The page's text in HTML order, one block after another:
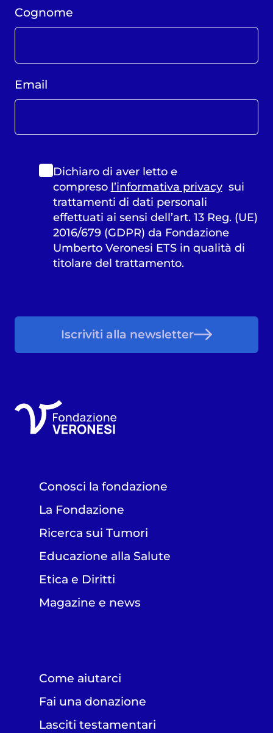
Cognome
Email
Dichiaro di aver letto e
compreso l’informativa privacysui
trattamenti di dati personali
effettuati ai sensi dell’art. 13 Reg. (UE)
2016/679 (GDPR) da Fondazione
Umberto Veronesi ETS in qualità di
titolare del trattamento.
Iscriviti alla newsletter
Conosci la fondazione
La Fondazione
Ricerca sui Tumori
Educazione alla Salute
Etica e Diritti
Magazine e news
Come aiutarci
Fai una donazione
Lasciti testamentari